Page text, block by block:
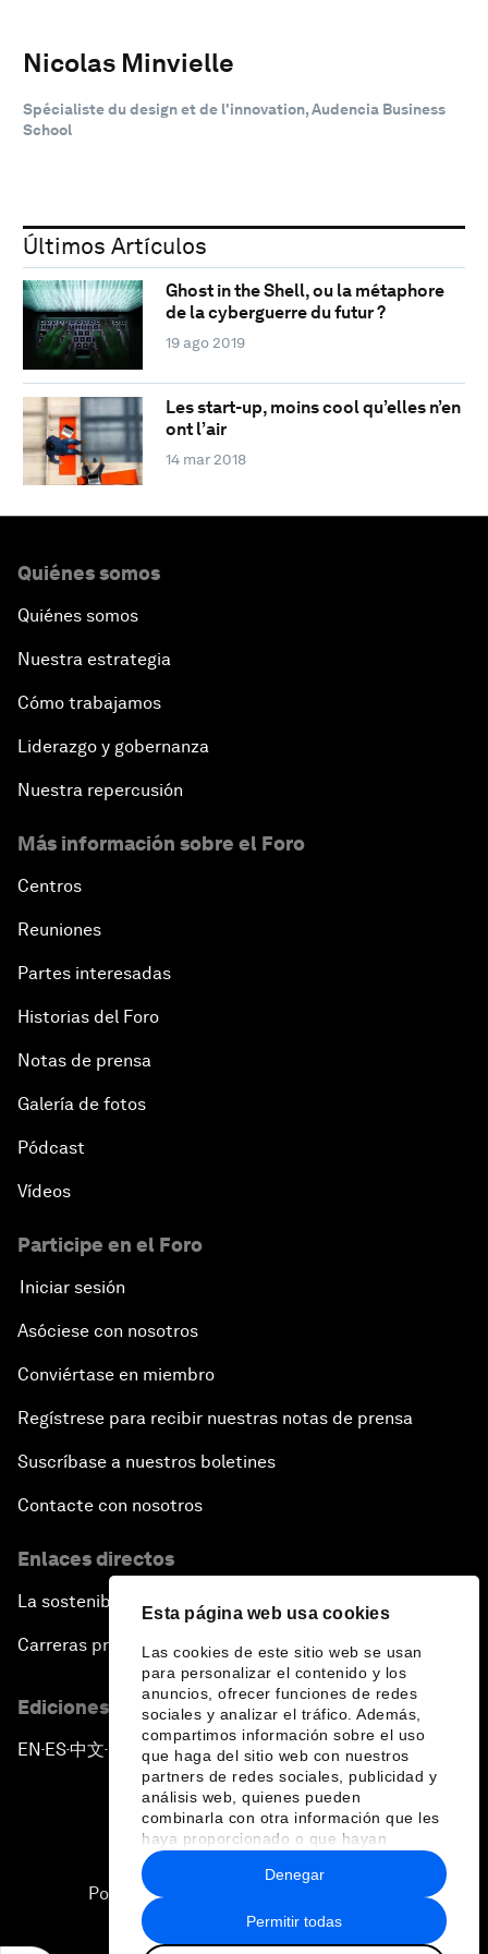
Esta página web usa cookies
Las cookies de este sitio web se usan
para personalizar el contenido y los
anuncios, ofrecer funciones de redes
sociales y analizar el tráfico. Además,
compartimos información sobre el uso
que haga del sitio web con nuestros
partners de redes sociales, publicidad y
análisis web, quienes pueden
combinarla con otra información que les
haya proporcionado o que hayan
recopilado a partir del uso que haya
hecho de sus servicios.
Permitir todas
Denegar
Nicolas Minvielle
Spécialiste du design et de l'innovation, Audencia Business
School
Últimos Artículos
Ghost in the Shell, ou la métaphore
de la cyberguerre du futur ?
19 ago 2019
Les start-up, moins cool qu’elles n’en
ont l’air
14 mar 2018
Quiénes somos
Quiénes somos
Nuestra estrategia
Cómo trabajamos
Liderazgo y gobernanza
Nuestra repercusión
Más información sobre el Foro
Centros
Reuniones
Partes interesadas
Historias del Foro
Notas de prensa
Galería de fotos
Pódcast
Vídeos
Participe en el Foro
Iniciar sesión
Asóciese con nosotros
Conviértase en miembro
Regístrese para recibir nuestras notas de prensa
Suscríbase a nuestros boletines
Contacte con nosotros
Enlaces directos
La sostenibilidad en el Foro
Carreras profesionales
Ediciones en otros idiomas
EN ▪ES▪中文▪ 日本語
Política de privacidad y normas de uso
Sitemap